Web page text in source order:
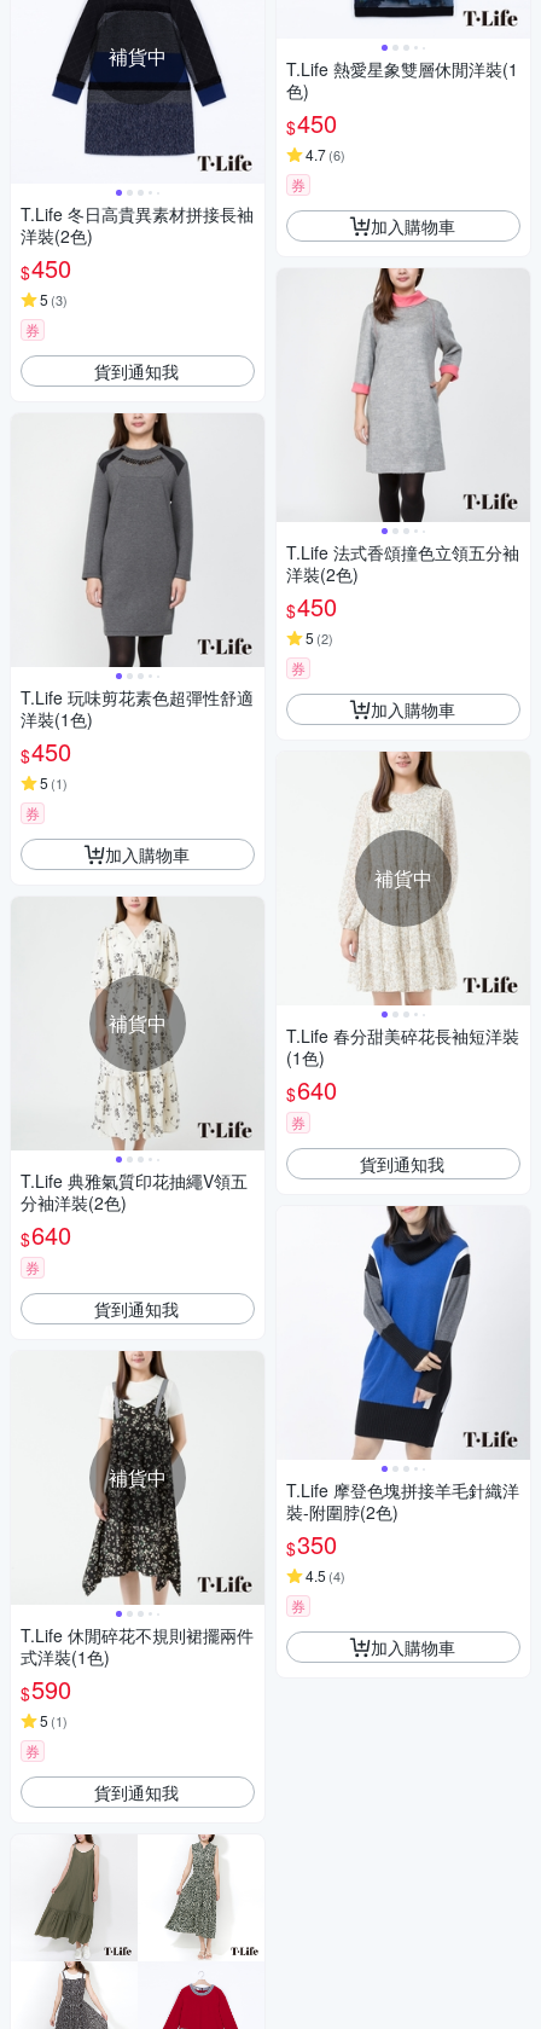
補貨中
T.Life 冬日高貴異素材拼接長袖
洋裝(2色)
$450
5 (3)
券
貨到通知我
T.Life 玩味剪花素色超彈性舒適
洋裝(1色)
$450
5 (1)
券
加入購物車
補貨中
T.Life 典雅氣質印花抽繩V領五
分袖洋裝(2色)
$640
券
貨到通知我
補貨中
T.Life 休閒碎花不規則裙擺兩件
式洋裝(1色)
$590
5 (1)
券
貨到通知我
T.Life 熱愛星象雙層休閒洋裝(1
色)
$450
4.7(6)
券
加入購物車
T.Life 法式香頌撞色立領五分袖
洋裝(2色)
$450
5 (2)
券
加入購物車
補貨中
T.Life 春分甜美碎花長袖短洋裝
(1色)
$640
券
貨到通知我
T.Life 摩登色塊拼接羊毛針織洋
裝-附圍脖(2色)
$350
4.5 (4)
券
加入購物車